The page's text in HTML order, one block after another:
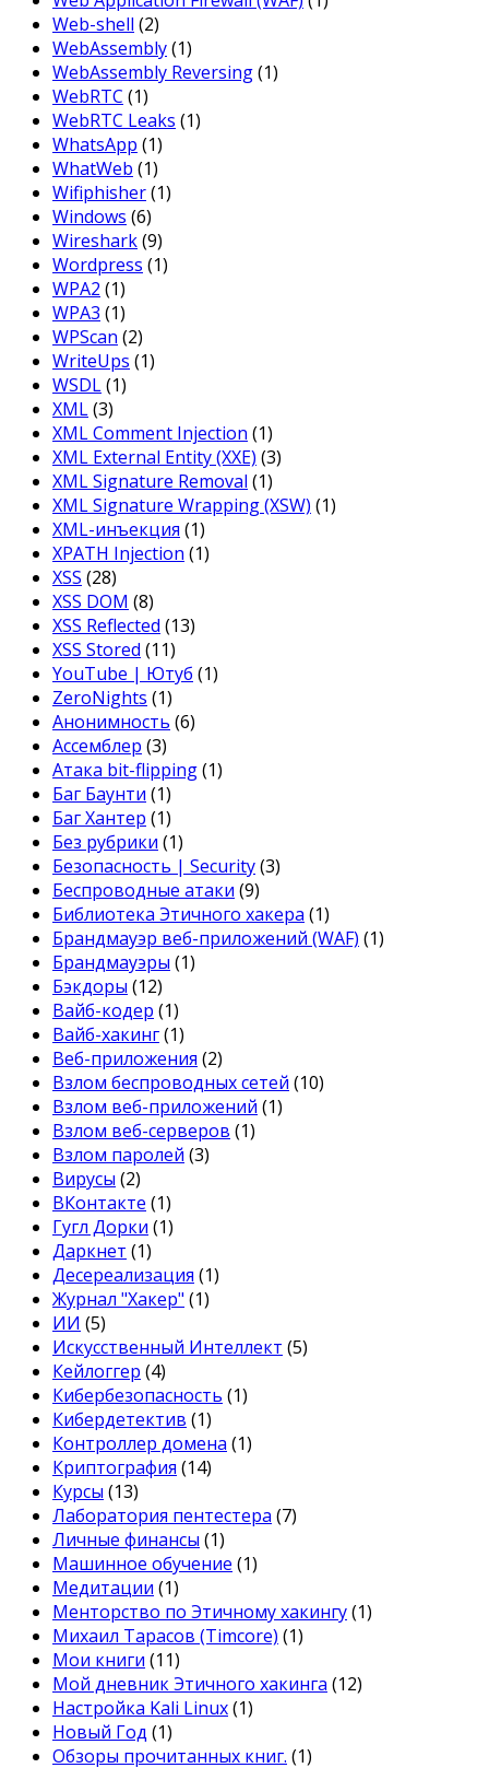
Web-shell (2)
WebAssembly(1)
WebAssembly Reversing(1)
WebRTC (1)
WebRTC Leaks (1)
WhatsApp (1)
WhatWeb (1)
Wifiphisher(1)
Windows (6)
Wireshark(9)
Wordpress (1)
WPA2 (1)
WPA3 (1)
WPScan (2)
WriteUps (1)
WSDL(1)
XML(3)
XML Comment Injection (1)
XML External Entity (XXE) (3)
XML Signature Removal (1)
XML Signature Wrapping (XSW) (1)
XML-инъекция (1)
XPATH Injection (1)
XSS (28)
XSS DOM (8)
XSS Reflected (13)
XSS Stored (11)
YouTube | Ютуб (1)
ZeroNights (1)
Анонимность (6)
Ассемблер (3)
Атака bit-flipping(1)
Баг Баунти (1)
Баг Хантер (1)
Без рубрики (1)
Безопасность | Security(3)
Беспроводные атаки (9)
Библиотека Этичного хакера (1)
Брандмауэр веб-приложений (WAF) (1)
Брандмауэры (1)
Бэкдоры (12)
Вайб-кодер (1)
Вайб-хакинг(1)
Веб-приложения (2)
Взлом беспроводных сетей (10)
Взлом веб-приложений (1)
Взлом веб-серверов (1)
Взлом паролей (3)
Вирусы (2)
ВКонтакте (1)
Гугл Дорки (1)
Даркнет (1)
Десереализация (1)
Журнал "Хакер" (1)
ИИ (5)
Искусственный Интеллект (5)
Кейлоггер (4)
Кибербезопасность (1)
Кибердетектив (1)
Контроллер домена (1)
Криптография (14)
Курсы (13)
Лаборатория пентестера (7)
Личные финансы (1)
Машинное обучение (1)
Медитации (1)
Менторство по Этичному хакингу(1)
Михаил Тарасов (Timcore) (1)
Мои книги (11)
Мой дневник Этичного хакинга (12)
Настройка Kali Linux(1)
Новый Год (1)
Обзоры прочитанных книг. (1)